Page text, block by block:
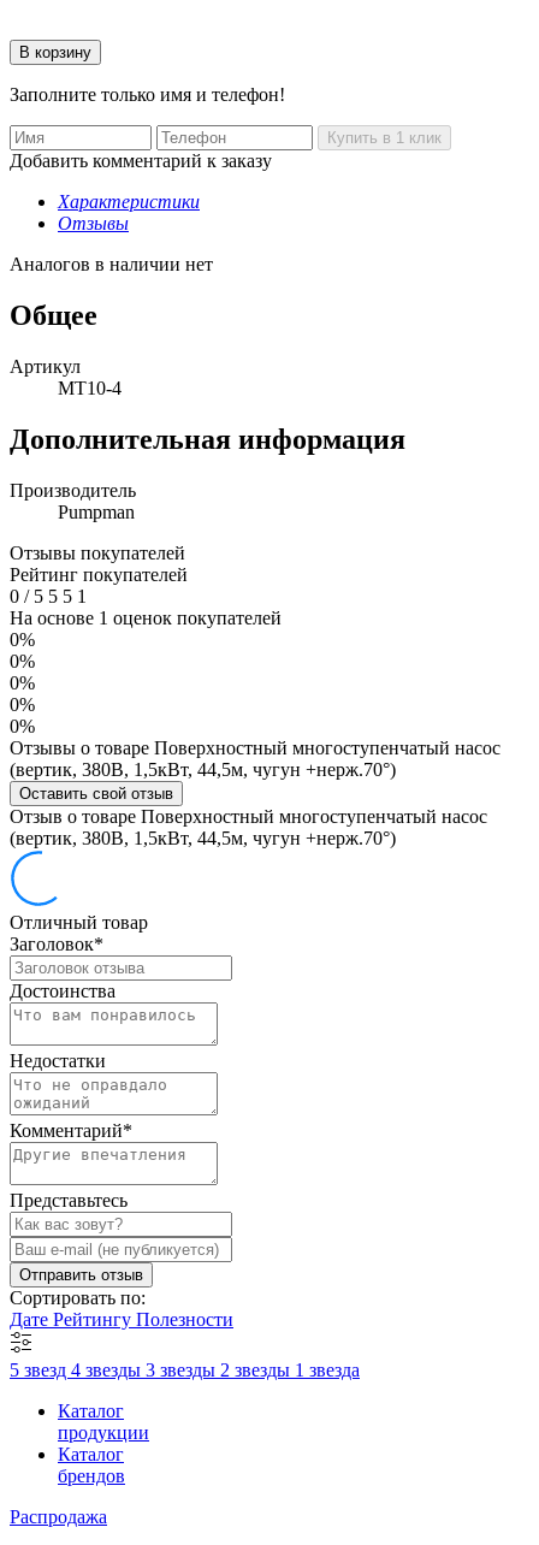
Заполните только имя и телефон!
Добавить комментарий к заказу
Характеристики
Отзывы
Аналогов в наличии нет
Общее
Артикул
MT10-4
Дополнительная информация
Производитель
Pumpman
Отзывы покупателей
Рейтинг покупателей
0 /5 5 5 1
На основе 1 оценок покупателей
0%
0%
0%
0%
0%
Отзывы о товаре Поверхностный многоступенчатый насос
(вертик, 380В, 1,5кВт, 44,5м, чугун +нерж.70°)
Оставить свой отзыв
Отзыв о товаре Поверхностный многоступенчатый насос
(вертик, 380В, 1,5кВт, 44,5м, чугун +нерж.70°)
Отличный товар
Заголовок*
Достоинства
Недостатки
Комментарий*
Представьтесь
Отправить отзыв
Сортировать по:
Дате Рейтингу Полезности
5 звезд 4 звезды 3 звезды 2 звезды 1 звезда
Каталог
продукции
Каталог
брендов
Распродажа